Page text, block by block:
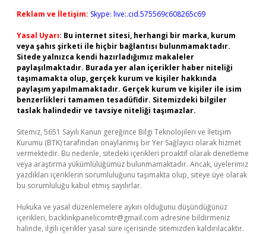
Reklam ve İletişim: Skype: live:.cid.575569c608265c69
Yasal Uyarı: Bu internet sitesi, herhangi bir marka, kurum
veya şahıs şirketi ile hiçbir bağlantısı bulunmamaktadır.
Sitede yalnızca kendi hazırladığımız makaleler
paylaşılmaktadır. Burada yer alan içerikler haber niteliği
taşımamakta olup, gerçek kurum ve kişiler hakkında
paylaşım yapılmamaktadır. Gerçek kurum ve kişiler ile isim
benzerlikleri tamamen tesadüfidir. Sitemizdeki bilgiler
taslak halindedir ve tavsiye niteliği taşımazlar.
Sitemiz, 5651 Sayılı Kanun gereğince Bilgi Teknolojileri ve İletişim
Kurumu (BTK) tarafından onaylanmış bir Yer Sağlayıcı olarak hizmet
vermektedir. Bu nedenle, sitedeki içerikleri proaktif olarak denetleme
veya araştırma yükümlülüğümüz bulunmamaktadır. Ancak, üyelerimiz
yazdıkları içeriklerin sorumluluğunu taşımakta olup, siteye üye olarak
bu sorumluluğu kabul etmiş sayılırlar.
Hukuka ve yasal düzenlemelere aykırı olduğunu düşündüğünüz
içerikleri, backlinkpanelicomtr@gmail.com adresine bildirmeniz
halinde, ilgili içerikler yasal süre içerisinde sitemizden kaldırılacaktır.